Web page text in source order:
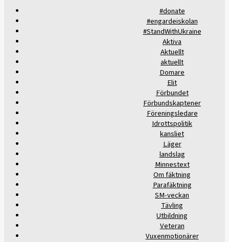
#donate
#engardeiskolan
#StandWithUkraine
Aktiva
Aktuellt
aktuellt
Domare
Elit
Förbundet
Förbundskaptener
Föreningsledare
Idrottspolitik
kansliet
Läger
landslag
Minnestext
Om fäktning
Parafäktning
SM-veckan
Tävling
Utbildning
Veteran
Vuxenmotionärer